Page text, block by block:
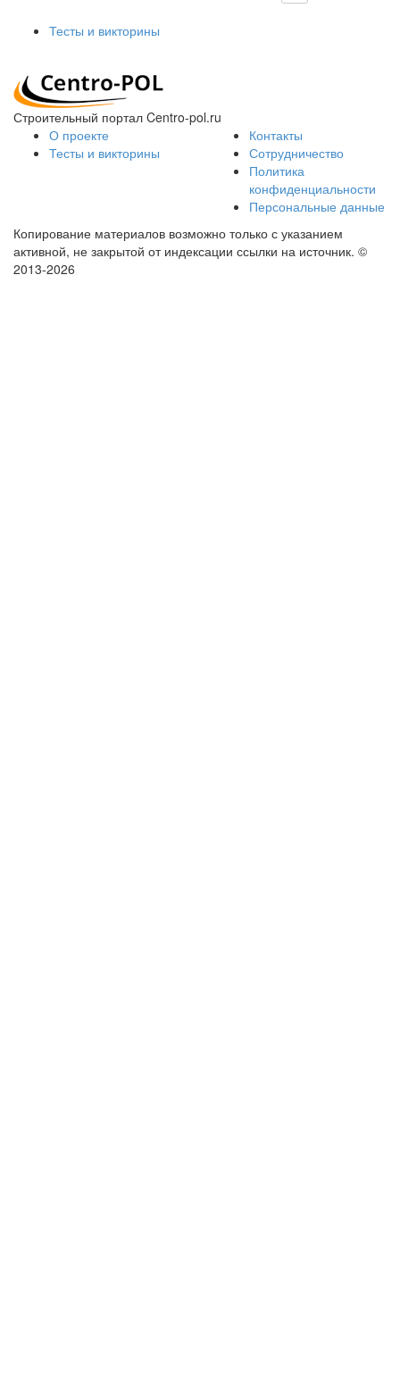
Тесты и викторины
Строительный портал Centro-pol.ru
О проекте
Тесты и викторины
Контакты
Сотрудничество
Политика
конфиденциальности
Персональные данные
Копирование материалов возможно только с указанием
активной, не закрытой от индексации ссылки на источник. ©
2013-2026